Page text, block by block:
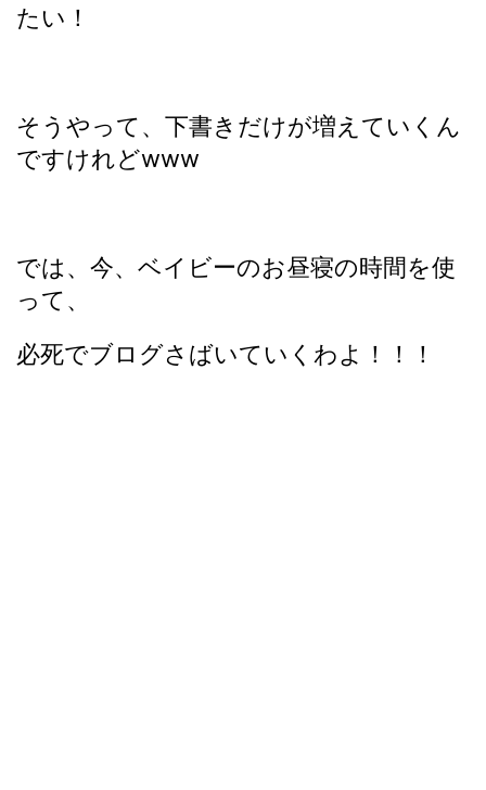
たい！
そうやって、下書きだけが増えていくん
ですけれどwww
では、今、ベイビーのお昼寝の時間を使
って、
必死でブログさばいていくわよ！！！